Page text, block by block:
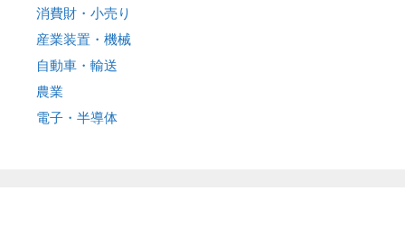
消費財・小売り
産業装置・機械
自動車・輸送
農業
電子・半導体